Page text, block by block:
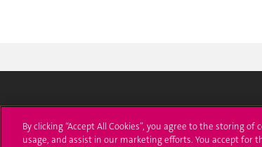
By clicking “Accept All Cookies”, you agree to the storing
usage, and assist in our marketing efforts. You accept for